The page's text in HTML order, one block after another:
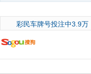
彩民车牌号投注中3.9万